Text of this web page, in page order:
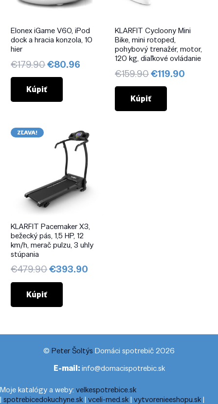
Elonex iGame V60, iPod
dock a hracia konzola, 10
hier
€179.90Pôvodná
cena
bola:
€179.90.
€80.96 Aktuálna
Kúpiť
KLARFIT Cycloony Mini
Bike, mini rotoped,
pohybový trenažér, motor,
120 kg, diaľkové ovládanie
€159.90Pôvodná
cena
bola:
€159.90.
€119.90
Kúpiť
ZĽAVA!
KLARFIT Pacemaker X3,
bežecký pás, 1,5 HP, 12
km/h, merač pulzu, 3 uhly
stúpania
€479.90Pôvodná
cena
€479.90.
€393.90
Kúpiť
© Peter Šoltýs Domáci spotrebič 2026
E-mail:info@domacispotrebic.sk
Moje katalógy a weby: velkespotrebice.sk
| spotrebicedokuchyne.sk| vceli-med.sk| vytvorenieeshopu.sk|